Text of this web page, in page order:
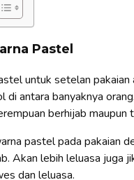
Pastel
untuk setelan
di antara banyaknya
berhijab maupun
pastel pada pakaian
Akan lebih leluasa juga
dan leluasa.